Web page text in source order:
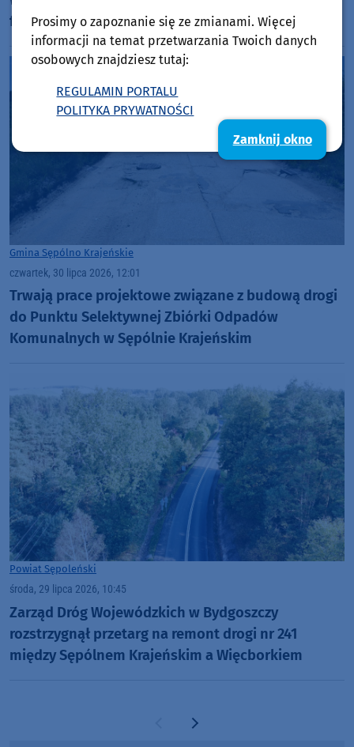
finałowy (FOTO, ROZMOWA)
Gmina Sępólno Krajeńskie
czwartek, 30 lipca 2026, 12:01
Trwają prace projektowe związane z budową drogi
do Punktu Selektywnej Zbiórki Odpadów
Komunalnych w Sępólnie Krajeńskim
Powiat Sępoleński
środa, 29 lipca 2026, 10:45
Zarząd Dróg Wojewódzkich w Bydgoszczy
rozstrzygnął przetarg na remont drogi nr 241
między Sępólnem Krajeńskim a Więcborkiem
Poprzednia strona
Następna strona
Prosimy o zapoznanie się ze zmianami. Więcej
informacji na temat przetwarzania Twoich danych
osobowych znajdziesz tutaj:
REGULAMIN PORTALU
POLITYKA PRYWATNOŚCI
Zamknij okno